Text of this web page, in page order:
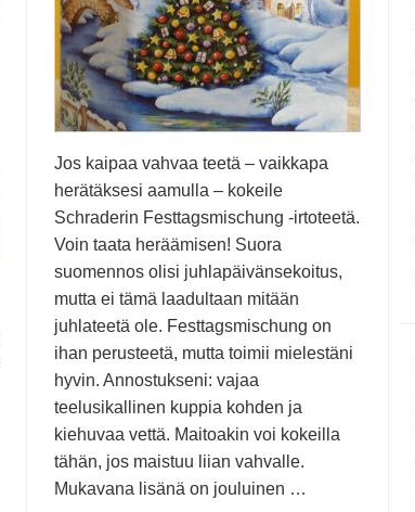
Jos kaipaa vahvaa teetä – vaikkapa
herätäksesi aamulla – kokeile
Schraderin Festtagsmischung -irtoteetä.
Voin taata heräämisen! Suora
suomennos olisi juhlapäivänsekoitus,
mutta ei tämä laadultaan mitään
juhlateetä ole. Festtagsmischung on
ihan perusteetä, mutta toimii mielestäni
hyvin. Annostukseni: vajaa
teelusikallinen kuppia kohden ja
kiehuvaa vettä. Maitoakin voi kokeilla
tähän, jos maistuu liian vahvalle.
Mukavana lisänä on jouluinen …